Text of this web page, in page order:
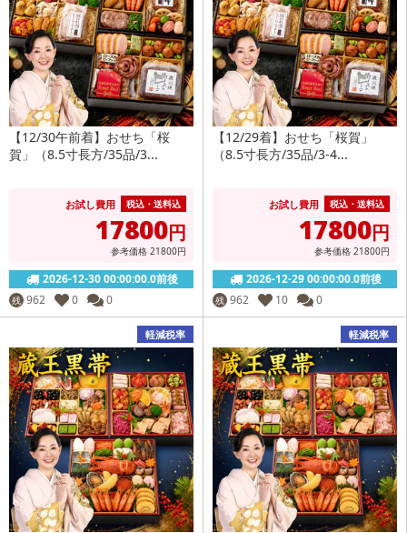
【12/30午前着】おせち「桜
賀」（8.5寸長方/35品/3...
お試し費用 税込・送料込
17800円
参考価格 21800円
2026-12-30 00:00:00.0前後
残 962 0 0
【12/29着】おせち「桜賀」
（8.5寸長方/35品/3-4...
お試し費用 税込・送料込
17800円
参考価格 21800円
2026-12-29 00:00:00.0前後
残 962 10 0
軽減税率 軽減税率